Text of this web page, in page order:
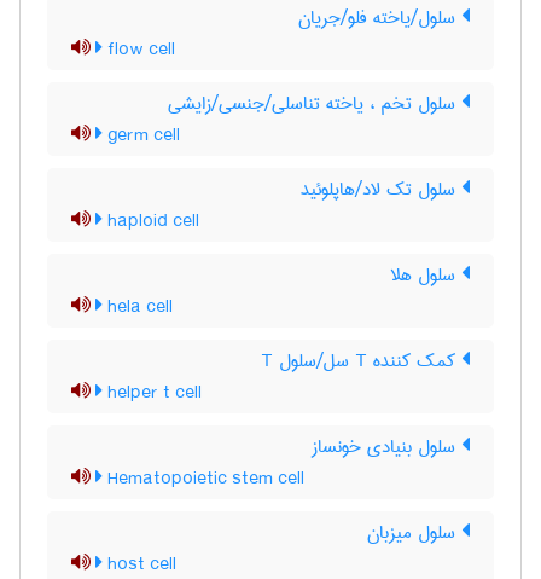
سلول/یاخته فلو/جریان
flow cell
سلول تخم ، یاخته تناسلی/جنسی/زایشی
germ cell
سلول تک لاد/هاپلوئید
haploid cell
سلول هلا
hela cell
کمک کننده T سل/سلول T
helper t cell
سلول بنیادی خونساز
Hematopoietic stem cell
سلول میزبان
host cell